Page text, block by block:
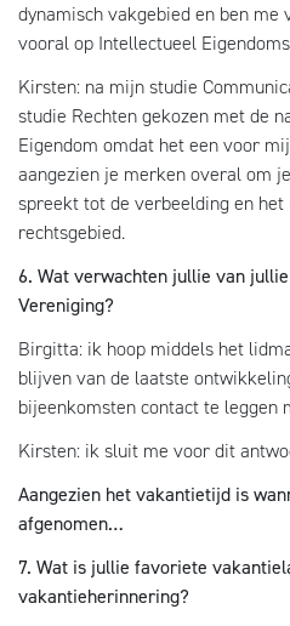
dynamisch vakgebied en ben
vooral op Intellectueel
Kirsten: na mijn studie
studie Rechten gekozen met de
Eigendom omdat het een voor
aangezien je merken overal om
spreekt tot de verbeelding en het
rechtsgebied.
6. Wat verwachten jullie van
Vereniging?
Birgitta: ik hoop middels het
blijven van de laatste
bijeenkomsten contact te leggen
Kirsten: ik sluit me voor dit
Aangezien het vakantietijd is
afgenomen…
7. Wat is jullie favoriete
vakantieherinnering?